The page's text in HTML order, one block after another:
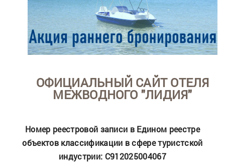
ОФИЦИАЛЬНЫЙ САЙТ ОТЕЛЯ
МЕЖВОДНОГО "ЛИДИЯ"
Номер реестровой записи в Едином реестре
объектов классификации в сфере туристской
индустрии: С912025004067